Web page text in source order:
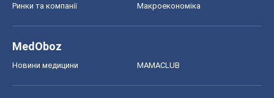
Ринки та компанії Макроекономіка
MedOboz
Новини медицини MAMACLUB